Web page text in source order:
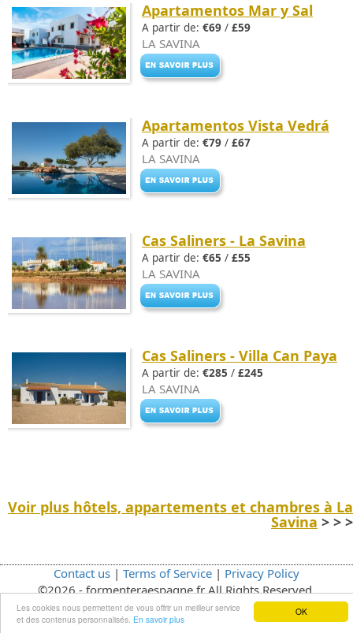
OK
Les cookies nous permettent de vous offrir un meilleur service
et des contenus personnalisés. En savoir plus
Apartamentos Mar y Sal
A partir de: €69 / £59
LA SAVINA
Apartamentos Vista Vedrá
A partir de: €79 / £67
LA SAVINA
Cas Saliners - La Savina
A partir de: €65 / £55
LA SAVINA
Cas Saliners - Villa Can Paya
A partir de: €285 / £245
LA SAVINA
Voir plus hôtels, appartements et chambres à La
Savina > > >
Contact us | Terms of Service | Privacy Policy
©2026 - formenteraespagne.fr All Rights Reserved.